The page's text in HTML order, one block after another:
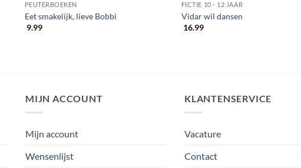
PEUTERBOEKEN
Eet smakelijk, lieve Bobbi
9.99
FICTIE 10 - 12 JAAR
Vidar wil dansen
16.99
MIJN ACCOUNT
Mijn account
Wensenlijst
KLANTENSERVICE
Vacature
Contact